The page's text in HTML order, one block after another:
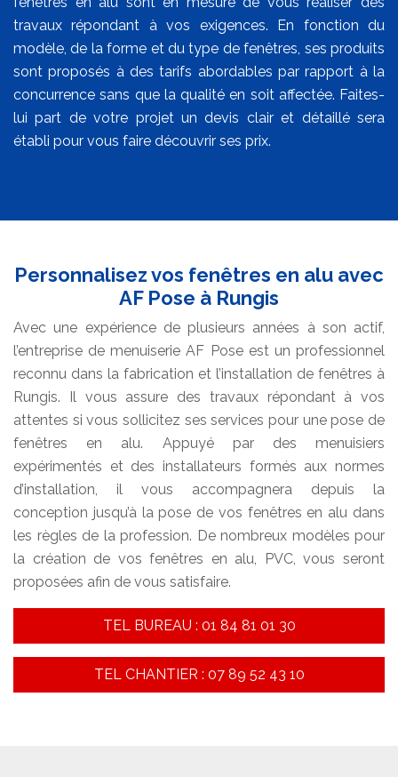
travaux répondant à vos exigences. En fonction du
modèle, de la forme et du type de fenêtres, ses produits
sont proposés à des tarifs abordables par rapport à la
concurrence sans que la qualité en soit affectée. Faites-
lui part de votre projet un devis clair et détaillé sera
établi pour vous faire découvrir ses prix.
Personnalisez vos fenêtres en alu avec
AF Pose à Rungis
Avec une expérience de plusieurs années à son actif,
l’entreprise de menuiserie AF Pose est un professionnel
reconnu dans la fabrication et l’installation de fenêtres à
Rungis. Il vous assure des travaux répondant à vos
attentes si vous sollicitez ses services pour une pose de
fenêtres en alu. Appuyé par des menuisiers
expérimentés et des installateurs formés aux normes
d’installation, il vous accompagnera depuis la
conception jusqu’à la pose de vos fenêtres en alu dans
les règles de la profession. De nombreux modèles pour
la création de vos fenêtres en alu, PVC, vous seront
proposées afin de vous satisfaire.
TEL BUREAU : 01 84 81 01 30
TEL CHANTIER : 07 89 52 43 10